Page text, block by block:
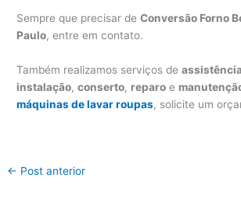
Sempre que precisar deConversão Forno
Paulo, entre em contato.
Também realizamos serviços de
instalação,conserto, reparo e
máquinas de lavar roupas, solicite um
← Post anterior